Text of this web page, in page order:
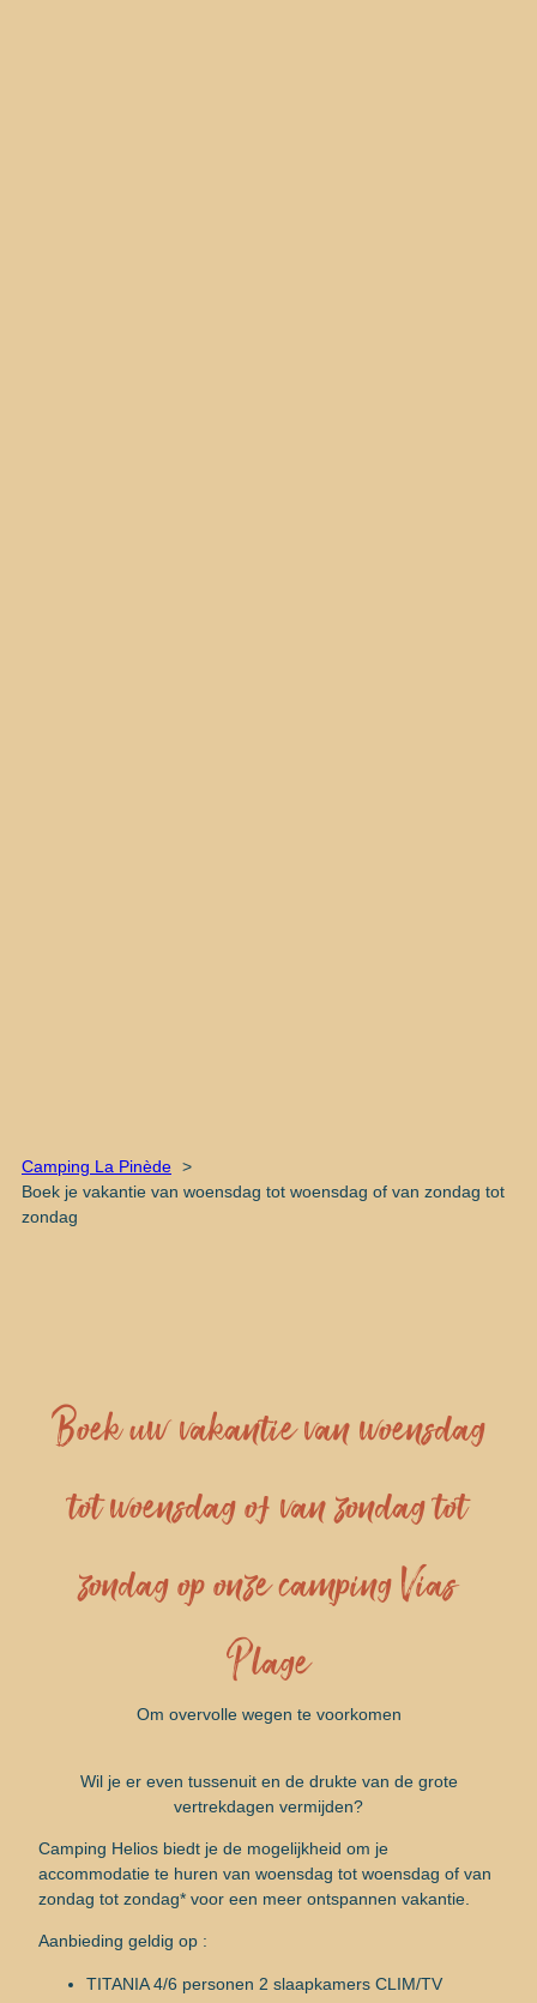
Camping La Pinède
Boek je vakantie van woensdag tot woensdag of van zondag tot
zondag
Boek uw vakantie van woensdag
tot woensdag of van zondag tot
zondag op onze camping Vias
Plage
Om overvolle wegen te voorkomen
Wil je er even tussenuit en de drukte van de grote
vertrekdagen vermijden?
Camping Helios biedt je de mogelijkheid om je
accommodatie te huren van woensdag tot woensdag of van
zondag tot zondag* voor een meer ontspannen vakantie.
Aanbieding geldig op :
TITANIA 4/6 personen 2 slaapkamers CLIM/TV